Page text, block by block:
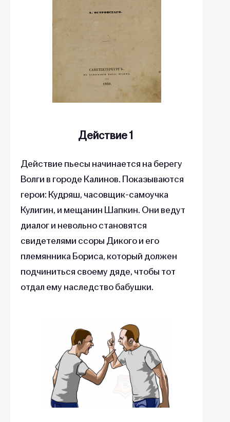
Действие 1
Действие пьесы начинается на берегу
Волги в городе Калинов. Показываются
герои: Кудряш, часовщик-самоучка
Кулигин, и мещанин Шапкин. Они ведут
диалог и невольно становятся
свидетелями ссоры Дикого и его
племянника Бориса, который должен
подчиниться своему дяде, чтобы тот
отдал ему наследство бабушки.